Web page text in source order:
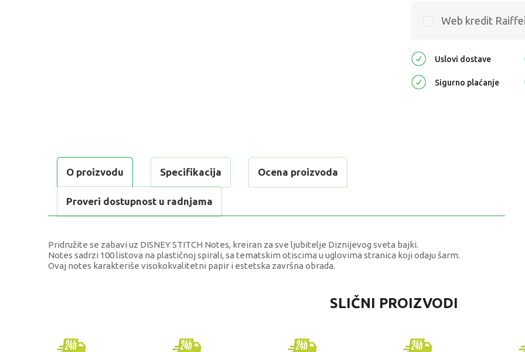
Web kredit
Uslovi dostave
Sigurno plaćanje
O proizvodu Specifikacija Ocena proizvoda
Proveri dostupnost u radnjama
Pridružite se zabavi uz DISNEY STITCH Notes, kreiran za sve ljubitelje Diznijevog sveta bajki.
Notes sadrzi 100 listova na plastičnoj spirali, sa tematskim otiscima u uglovima stranica koji odaju šarm.
Ovaj notes karakteriše visokokvalitetni papir i estetska završna obrada.
Dnevnici, Notesi, Agende, Blokčići
Brend
SLIČNI PROIZVODI